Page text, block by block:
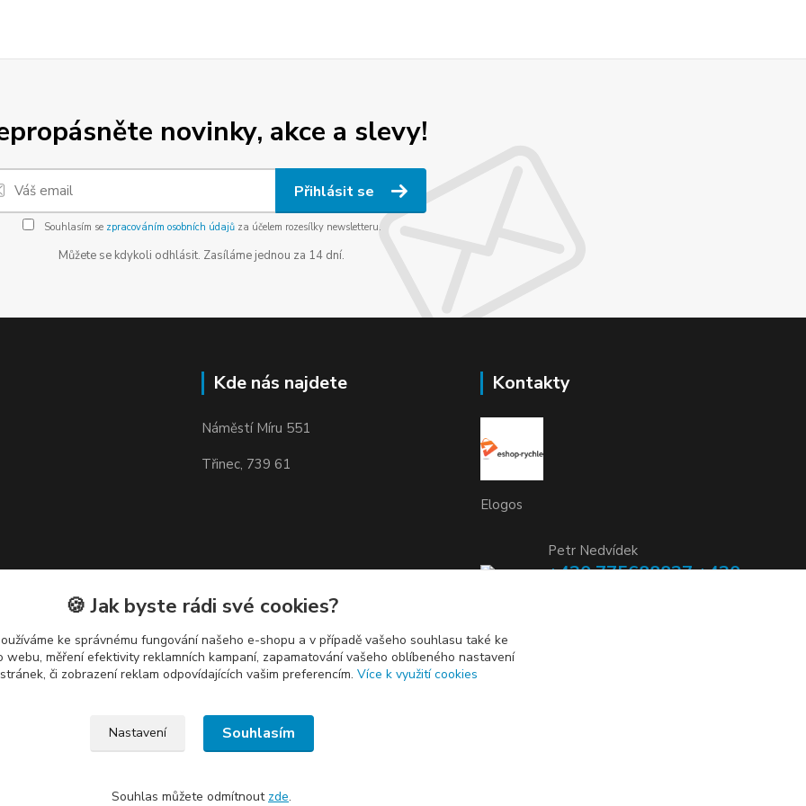
novinky, akce a slevy!
Přihlásit se
Souhlasím se zpracováním osobních údajůza účelem rozesílky newsletteru.
Můžete se kdykoli odhlásit. Zasíláme jednou za 14 dní.
Kde nás najdete
Náměstí Míru 551
Třinec, 739 61
Kontakty
Elogos
Petr Nedvídek
+420 775688827 +420
info@elogos.cz
🍪 Jak byste rádi své cookies?
ke správnému fungování našeho e-shopu a v případě vašeho souhlasu také ke
měření efektivity reklamních kampaní, zapamatování vašeho oblíbeného nastavení
či zobrazení reklam odpovídajících vašim preferencím. Více k využití cookies
Nastavení Souhlasím
Souhlas můžete odmítnout zde.